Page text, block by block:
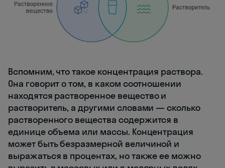
Вспомним, что такое концентрация раствора.
Она говорит о том, в каком соотношении
находятся растворенное вещество и
растворитель, а другими словами — сколько
растворенного вещества содержится в
единице объема или массы. Концентрация
может быть безразмерной величиной и
выражаться в процентах, но также ее можно